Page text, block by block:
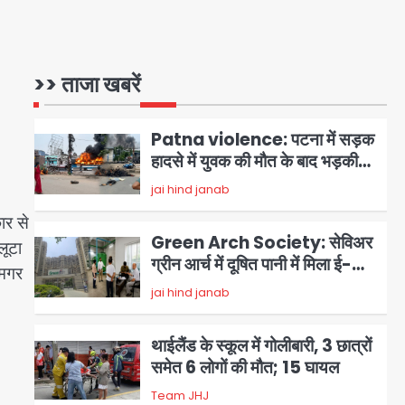
से
>> ताजा खबरें
1
हत्या की कोशिश, प्रियंका गांधी को
बरगलाया गया, यौन शोषण नहीं ‘गुड-
बैड टच’ का था मामला
2
Patna violence: पटना में सड़क
हादसे में युवक की मौत के बाद भड़की
हिंसा, उपद्रवियों ने फूंकीं 10 गाड़ियां,
ट्रैफिक पोस्ट और स्लीपर बस भी
jai hind janab
3
Green Arch Society: सेविअर
ग्रीन आर्च में दूषित पानी में मिला ई-
कोलाई, अथॉरिटी ने शुरू की सैंपलिंग
जांच
jai hind janab
4
थाईलैंड के स्कूल में गोलीबारी, 3 छात्रों
समेत 6 लोगों की मौत; 15 घायल
Team JHJ